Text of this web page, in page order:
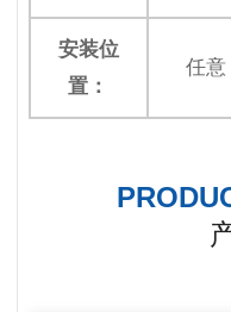
安装位
置：
任意